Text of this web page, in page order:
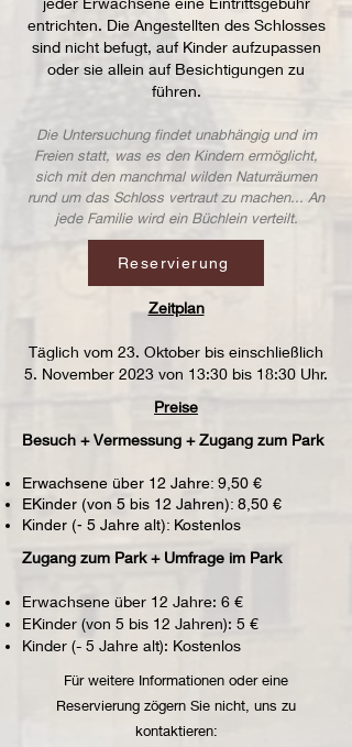
entrichten. Die Angestellten des Schlosses
sind nicht befugt, auf Kinder aufzupassen
oder sie allein auf Besichtigungen zu
führen.
Die Untersuchung findet unabhängig und im
Freien statt, was es den Kindern ermöglicht,
sich mit den manchmal wilden Naturräumen
rund um das Schloss vertraut zu machen... An
jede Familie wird ein Büchlein verteilt.
Reservierung
Zeitplan
Täglich vom 23. Oktober bis einschließlich
5. November 2023 von 13:30 bis 18:30 Uhr.
Preise
Besuch + Vermessung + Zugang zum Park
Erwachsene über 12 Jahre: 9,50 €
EKinder (von 5 bis 12 Jahren): 8,50 €
Kinder (- 5 Jahre alt​): Kostenlos
Zugang zum Park + Umfrage im Park
Erwachsene über 12 Jahre: 6 €
EKinder (von 5 bis 12 Jahren): 5 €
Kinder (- 5 Jahre alt​): Kostenlos
Für weitere Informationen oder eine
Reservierung zögern Sie nicht, uns zu
kontaktieren: